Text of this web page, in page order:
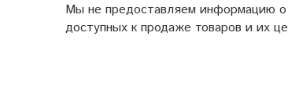
Мы не предоставляем информацию
доступных к продаже товаров и их